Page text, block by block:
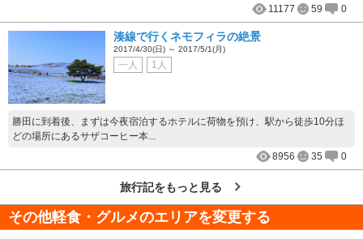
11177
59 0
湊線で行くネモフィラの絶景
2017/4/30(日) ～ 2017/5/1(月)
一人 1人
勝田に到着後、まずは今夜宿泊するホテルに荷物を預け、駅から徒歩10分ほ
どの場所にあるサザコーヒー本...
8956
35 0
旅行記をもっと見る
その他軽食・グルメのエリアを変更する